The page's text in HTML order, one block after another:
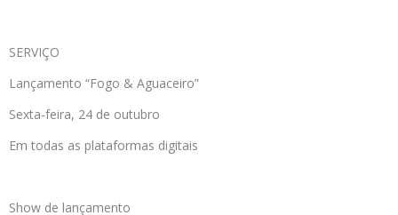
SERVIÇO
Lançamento “Fogo & Aguaceiro”
Sexta-feira, 24 de outubro
Em todas as plataformas digitais
Show de lançamento